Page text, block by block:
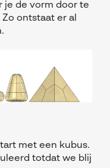
je de vorm door te
ontstaat er al
met een kubus.
totdat we blij